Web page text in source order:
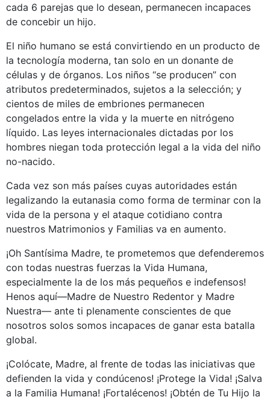
cada 6 parejas que lo desean, permanecen incapaces
de concebir un hijo.
El niño humano se está convirtiendo en un producto de
la tecnología moderna, tan solo en un donante de
células y de órganos. Los niños “se producen” con
atributos predeterminados, sujetos a la selección; y
cientos de miles de embriones permanecen
congelados entre la vida y la muerte en nitrógeno
líquido. Las leyes internacionales dictadas por los
hombres niegan toda protección legal a la vida del niño
no-nacido.
Cada vez son más países cuyas autoridades están
legalizando la eutanasia como forma de terminar con la
vida de la persona y el ataque cotidiano contra
nuestros Matrimonios y Familias va en aumento.
¡Oh Santísima Madre, te prometemos que defenderemos
con todas nuestras fuerzas la Vida Humana,
especialmente la de los más pequeños e indefensos!
Henos aquí—Madre de Nuestro Redentor y Madre
Nuestra— ante ti plenamente conscientes de que
nosotros solos somos incapaces de ganar esta batalla
global.
¡Colócate, Madre, al frente de todas las iniciativas que
defienden la vida y condúcenos! ¡Protege la Vida! ¡Salva
a la Familia Humana! ¡Fortalécenos! ¡Obtén de Tu Hijo la